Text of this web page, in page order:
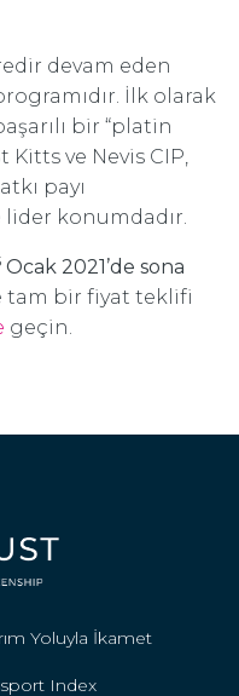
devam eden
İlk olarak
bir “platin
Kitts ve Nevis CIP,
payı
lider konumdadır.
Ocak 2021’de sona
tam bir fiyat teklifi
geçin.
Yoluyla İkamet
Index